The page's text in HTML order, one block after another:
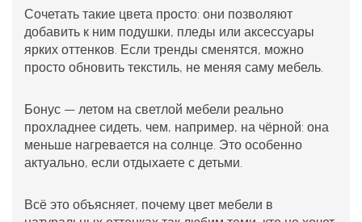
Сочетать такие цвета просто: они позволяют
добавить к ним подушки, пледы или аксессуары
ярких оттенков. Если тренды сменятся, можно
просто обновить текстиль, не меняя саму мебель.
Бонус — летом на светлой мебели реально
прохладнее сидеть, чем, например, на чёрной: она
меньше нагревается на солнце. Это особенно
актуально, если отдыхаете с детьми.
Всё это объясняет, почему цвет мебели в